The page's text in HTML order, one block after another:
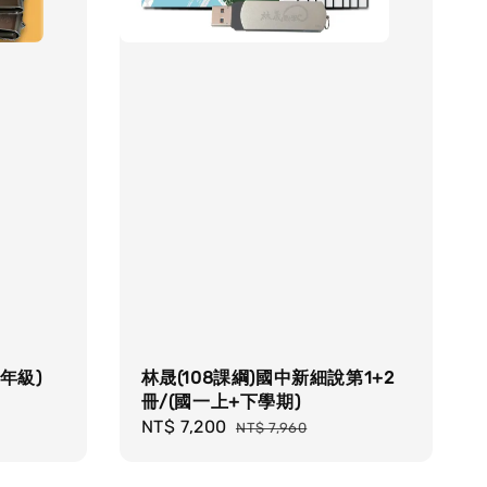
級)
林晟(108課綱)國中新細說第1+2
冊/(國一上+下學期)
Sale
NT$ 7,200 Regular
NT$ 7,960